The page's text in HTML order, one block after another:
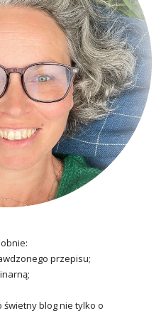
przepisu;
świetny blog nie tylko o